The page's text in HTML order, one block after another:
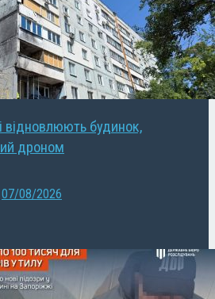
відновлюють будинок,
дроном
07/08/2026